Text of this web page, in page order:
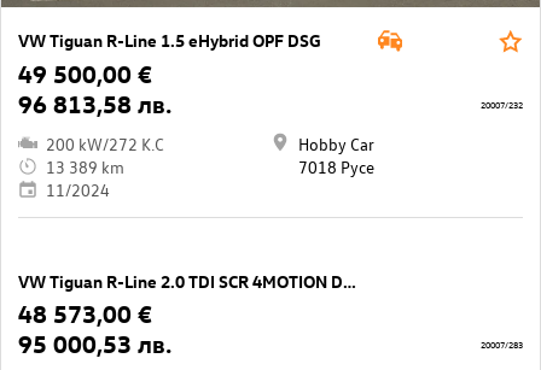
VW Tiguan R-Line 1.5 eHybrid OPF DSG
49 500,00 €
96 813,58 лв.
200 kW/272 K.C
13 389 km
11/2024
Hobby Car
7018 Русе
20007/232
VW Tiguan R-Line 2.0 TDI SCR 4MOTION DSG
48 573,00 €
95 000,53 лв.
20007/283